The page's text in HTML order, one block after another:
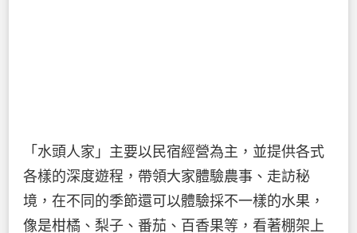
「水頭人家」主要以民宿經營為主，並提供各式
各樣的深度遊程，帶領大家體驗農事、走訪秘
境，在不同的季節還可以體驗採不一樣的水果，
像是柑橘、梨子、番茄、百香果等，看著棚架上